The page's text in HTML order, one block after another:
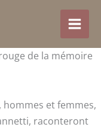
de la mémoire
et femmes,
raconteront